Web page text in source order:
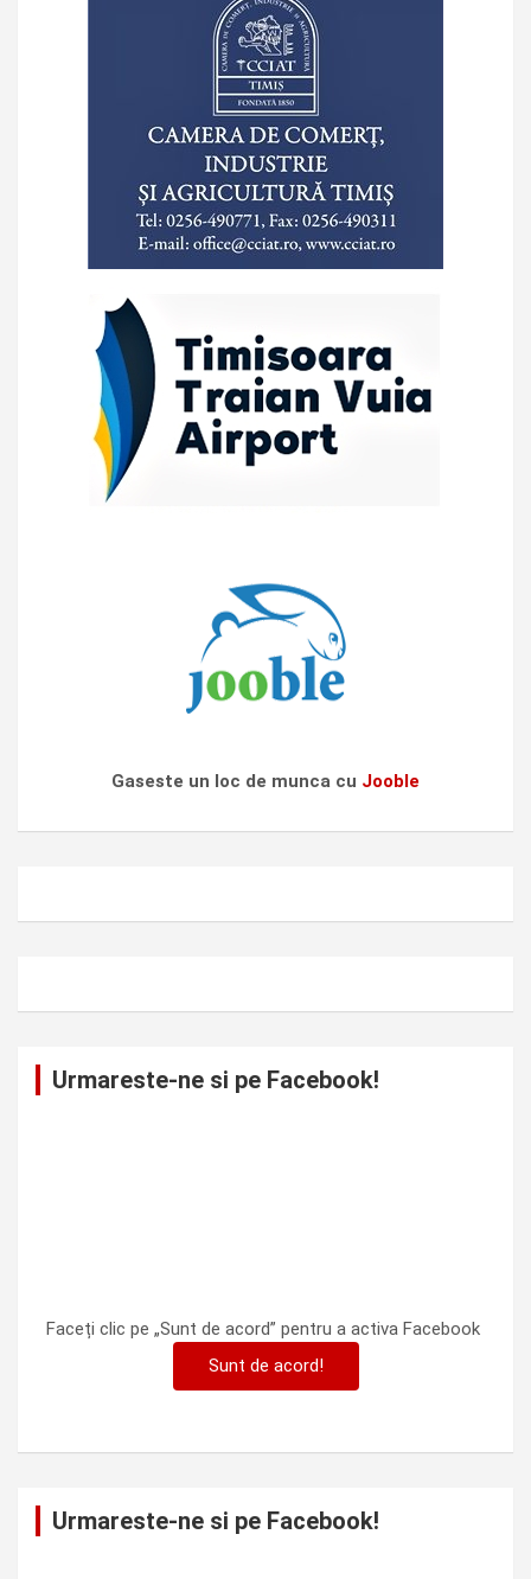
Gaseste un loc de munca cu Jooble
Urmareste-ne si pe Facebook!
Faceți clic pe „Sunt de acord” pentru a activa Facebook
Sunt de acord!
Urmareste-ne si pe Facebook!